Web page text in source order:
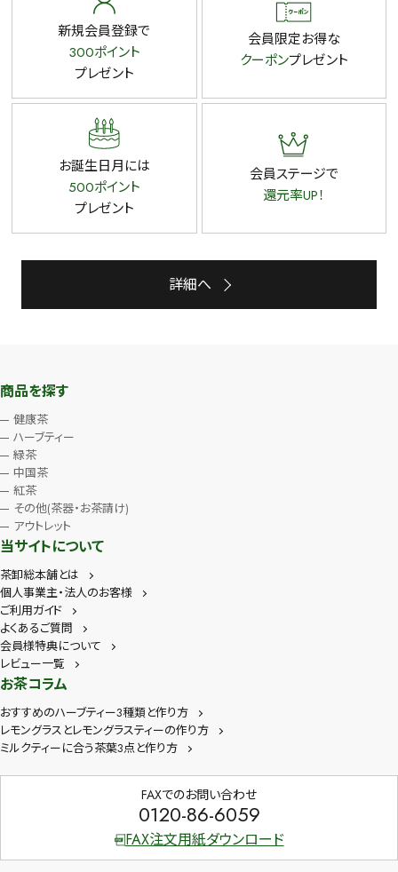
新規会員登録で
300ポイント
プレゼント
会員限定お得な
クーポンプレゼント
お誕生日月には
500ポイント
プレゼント
会員ステージで
還元率UP！
詳細へ
商品を探す
健康茶
ハーブティー
緑茶
中国茶
紅茶
その他(茶器・お茶請け)
アウトレット
当サイトについて
茶卸総本舗とは
個人事業主・法人のお客様
ご利用ガイド
よくあるご質問
会員様特典について
レビュー一覧
お茶コラム
おすすめのハーブティー3種類と作り方
レモングラスとレモングラスティーの作り方
ミルクティーに合う茶葉3点と作り方
FAXでのお問い合わせ
0120-86-6059
FAX注文用紙ダウンロード